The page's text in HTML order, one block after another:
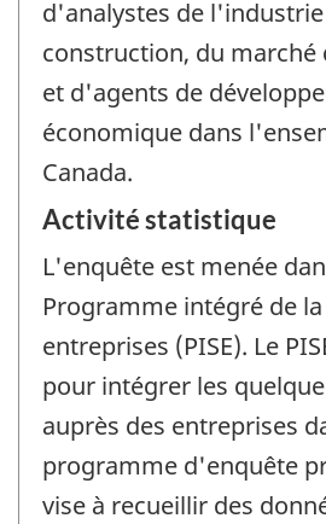
d'analystes de
construction, du
et d'agents de
économique dans
Canada.
Activité statistique
L'enquête est menée
Programme intégré de
entreprises (PISE). Le
pour intégrer les
auprès des entreprises
programme d'enquête
vise à recueillir des